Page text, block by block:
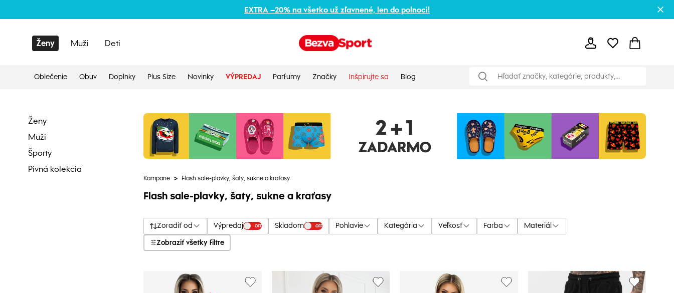
EXTRA –20% na všetko už zľavnené, len do polnoci!
Ženy
Oblečenie Obuv Doplnky Plus Size Novinky VÝPREDAJ Parfumy Značky Inšpirujte sa Blog
Muži Deti
Ženy
Muži
Športy
Pivná kolekcia
Kampane > Flash sale-plavky, šaty, sukne a kraťasy
Flash sale-plavky, šaty, sukne a kraťasy
Zoradiť od Výpredaj OFF Skladom OFF Pohlavie Kategória Veľkosť Farba
Materiál
Zobraziť všetky filtre